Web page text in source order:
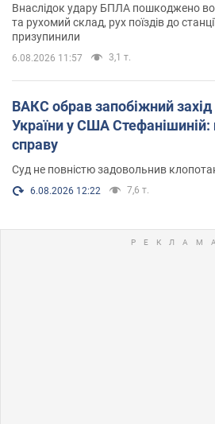
Внаслідок удару БПЛА пошкоджено
та рухомий склад, рух поїздів до
призупинили
6.08.2026 11:57 3,1 т.
ВАКС обрав запобіжний захід експосолці
України у США Стефанішиній: що відомо про
справу
Суд не повністю задовольнив
6.08.2026 12:22 7,6 т.